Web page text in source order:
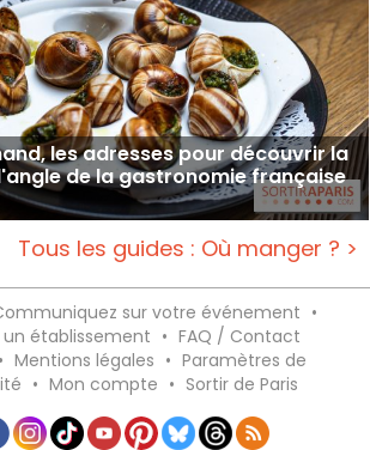
les adresses pour découvrir la
de la gastronomie française
Tous les guides : Où manger ? >
sur votre événement •
établissement • FAQ / Contact
• Mentions légales • Paramètres de
• Mon compte • Sortir de Paris